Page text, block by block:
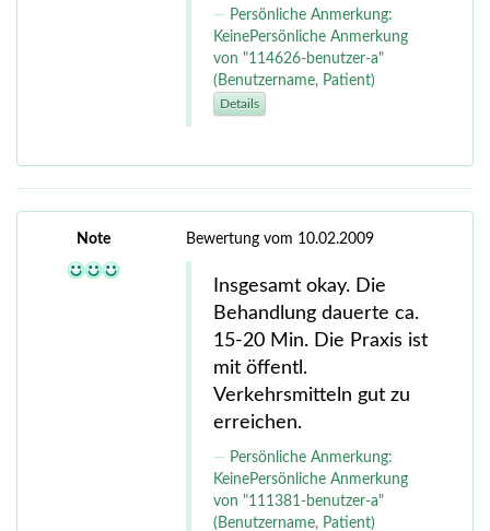
Persönliche Anmerkung:
KeinePersönliche Anmerkung
von "114626-benutzer-a"
(Benutzername, Patient)
Details
Note Bewertung vom 10.02.2009
Insgesamt okay. Die
Behandlung dauerte ca.
15-20 Min. Die Praxis ist
mit öffentl.
Verkehrsmitteln gut zu
erreichen.
Persönliche Anmerkung:
KeinePersönliche Anmerkung
von "111381-benutzer-a"
(Benutzername, Patient)